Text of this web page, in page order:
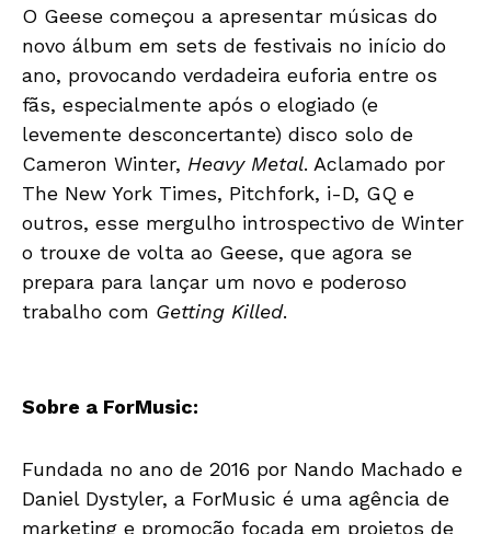
O Geese começou a apresentar músicas do
novo álbum em sets de festivais no início do
ano, provocando verdadeira euforia entre os
fãs, especialmente após o elogiado (e
levemente desconcertante) disco solo de
Cameron Winter, Heavy Metal. Aclamado por
The New York Times, Pitchfork, i-D, GQ e
outros, esse mergulho introspectivo de Winter
o trouxe de volta ao Geese, que agora se
prepara para lançar um novo e poderoso
trabalho com Getting Killed.
Sobre a ForMusic:
Fundada no ano de 2016 por Nando Machado e
Daniel Dystyler, a ForMusic é uma agência de
marketing e promoção focada em projetos de